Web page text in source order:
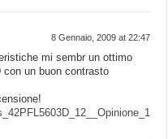
8 Gennaio, 2009 at 22:47
mi sembr un ottimo
un buon contrasto